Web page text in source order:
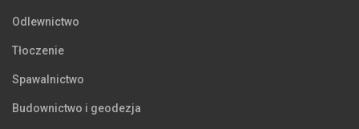
Odlewnictwo
Tłoczenie
Spawalnictwo
Budownictwo i geodezja